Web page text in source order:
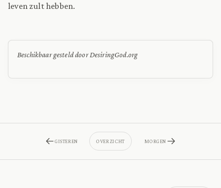
leven zult hebben.
Beschikbaar gesteld door DesiringGod.org
GISTEREN OVERZICHT MORGEN